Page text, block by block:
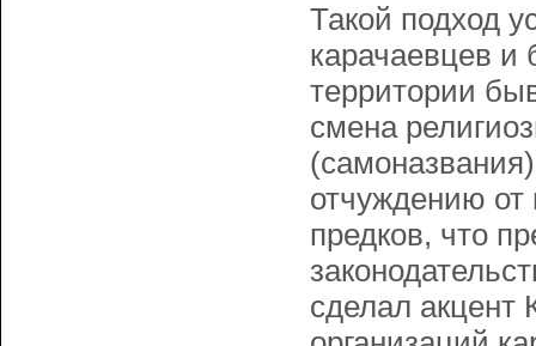
Такой подход
карачаевцев
территории
смена
отчуждению от
предков, что
сделал